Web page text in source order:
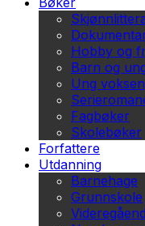
Hobby og
Barn og
Ung voksen
Fagbøker
Skolebøker
Forfattere
Utdanning
Barnehage
Grunnskole